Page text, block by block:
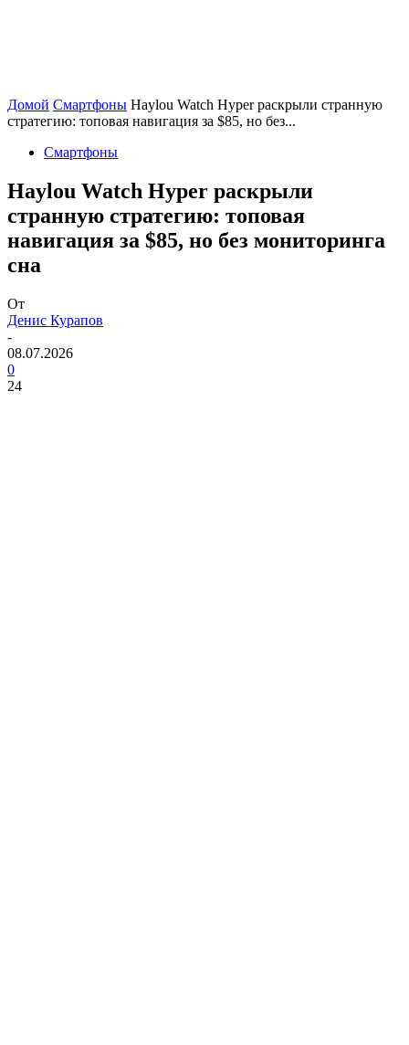
Домой Смартфоны Haylou Watch Hyper раскрыли странную
стратегию: топовая навигация за $85, но без...
Смартфоны
Haylou Watch Hyper раскрыли
странную стратегию: топовая
навигация за $85, но без мониторинга
сна
От
Денис Курапов
-
08.07.2026
0
24